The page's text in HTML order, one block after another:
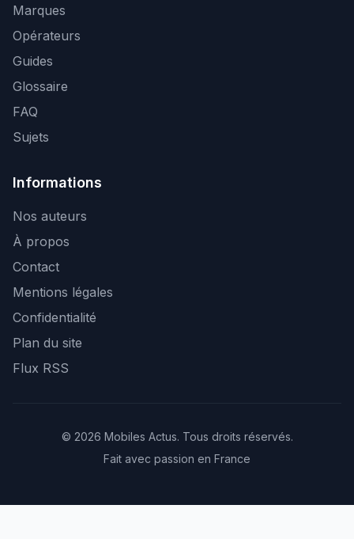
Marques
Opérateurs
Guides
Glossaire
FAQ
Sujets
Informations
Nos auteurs
À propos
Contact
Mentions légales
Confidentialité
Plan du site
Flux RSS
© 2026 Mobiles Actus. Tous droits réservés.
Fait avec passion en France